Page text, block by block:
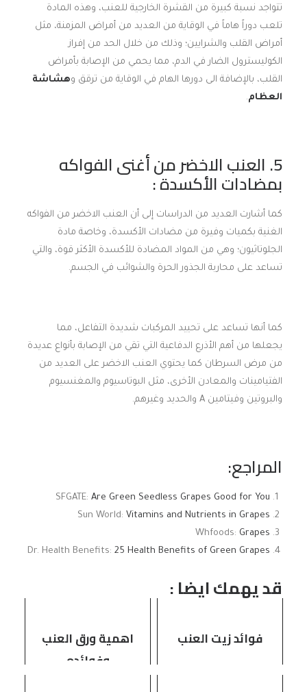
تتواجد نسبة كبيرة من القشرة الخارجية للعنب، وهذه المادة
تلعب دوراً هاماً في الوقاية من العديد من أمراض المزمنة، مثل
أمراض القلب والشرايين؛ وذلك من خلال الحد من إفراز
الكوليسترول الضار في الدم، مما يحمي من الإصابة بأمراض
القلب، بالإضافة الى دورها الهام في الوقاية من ترقق وهشاشة
العظام.
5. العنب الاخضر من أغنى الفواكه
بمضادات الأكسدة :
كما أشارت العديد من الدراسات إلى أن العنب الاخضر من الفواكه
الغنية بكميات وفيرة من مضادات الأكسدة، وخاصة مادة
الجلوتاثيون؛ وهي من المواد المضادة للأكسدة الأكثر قوة، والتي
تساعد على محاربة الجذور الحرة والشوائب في الجسم.
كما أنها تساعد على تحييد المركبات شديدة التفاعل، مما
يجعلها من أهم الأذرع الدفاعية التي تقي من الإصابة بأنواع عديدة
من مرض السرطان كما يحتوي العنب الاخضر على العديد من
الفتيامينات والمعادن الأخرى، مثل البوتاسيوم والمغنسيوم
والبروتين وفيتامين A والحديد وغيرهم.
المراجع:
SFGATE: Are Green Seedless Grapes Good for You
Sun World: Vitamins and Nutrients in Grapes
Whfoods: Grapes
Dr. Health Benefits: 25 Health Benefits of Green Grapes
قد يهمك ايضا :
فوائد زيت العنب
اهمية ورق العنب
وفوائده